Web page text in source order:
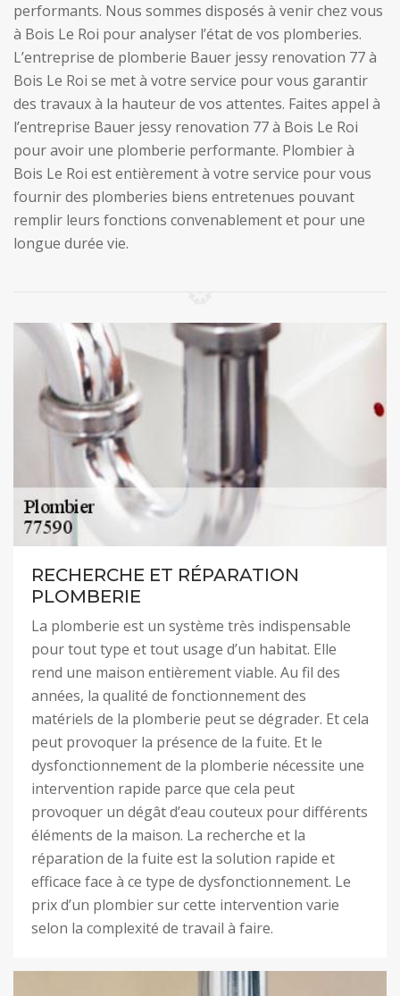
performants. Nous sommes disposés à venir chez vous
à Bois Le Roi pour analyser l’état de vos plomberies.
L’entreprise de plomberie Bauer jessy renovation 77 à
Bois Le Roi se met à votre service pour vous garantir
des travaux à la hauteur de vos attentes. Faites appel à
l’entreprise Bauer jessy renovation 77 à Bois Le Roi
pour avoir une plomberie performante. Plombier à
Bois Le Roi est entièrement à votre service pour vous
fournir des plomberies biens entretenues pouvant
remplir leurs fonctions convenablement et pour une
longue durée vie.
RECHERCHE ET RÉPARATION
PLOMBERIE
La plomberie est un système très indispensable
pour tout type et tout usage d’un habitat. Elle
rend une maison entièrement viable. Au fil des
années, la qualité de fonctionnement des
matériels de la plomberie peut se dégrader. Et cela
peut provoquer la présence de la fuite. Et le
dysfonctionnement de la plomberie nécessite une
intervention rapide parce que cela peut
provoquer un dégât d’eau couteux pour différents
éléments de la maison. La recherche et la
réparation de la fuite est la solution rapide et
efficace face à ce type de dysfonctionnement. Le
prix d’un plombier sur cette intervention varie
selon la complexité de travail à faire.